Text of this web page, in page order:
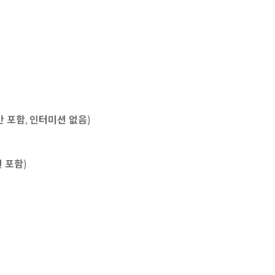
함, 인터미션 없음)
포함)